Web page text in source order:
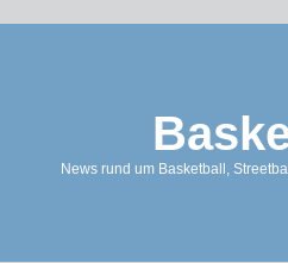
News rund um Basketball,